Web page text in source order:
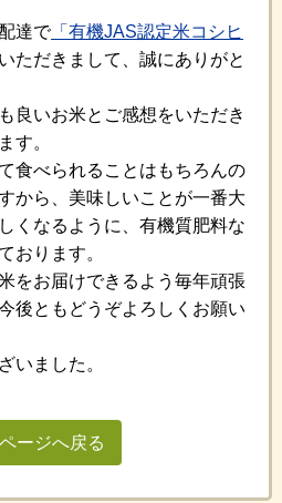
達で「有機JAS認定米コシヒ
ただきまして、誠にありがと
良いお米とご感想をいただき
す。
食べられることはもちろんの
から、美味しいことが一番大
くなるように、有機質肥料な
おります。
をお届けできるよう毎年頑張
後ともどうぞよろしくお願い
いました。
ージへ戻る